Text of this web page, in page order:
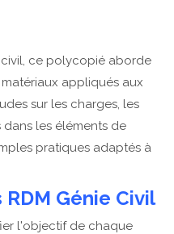
ce polycopié aborde
appliqués aux
sur les charges, les
les éléments de
pratiques adaptés à
Génie Civil
l'objectif de chaque